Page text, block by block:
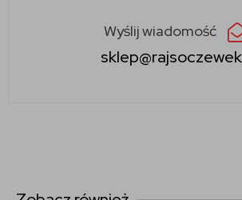
Wyślij wiadomość